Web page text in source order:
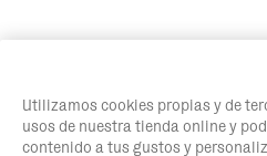
Utilizamos cookies propias y de
usos de nuestra tienda online y
contenido a tus gustos y